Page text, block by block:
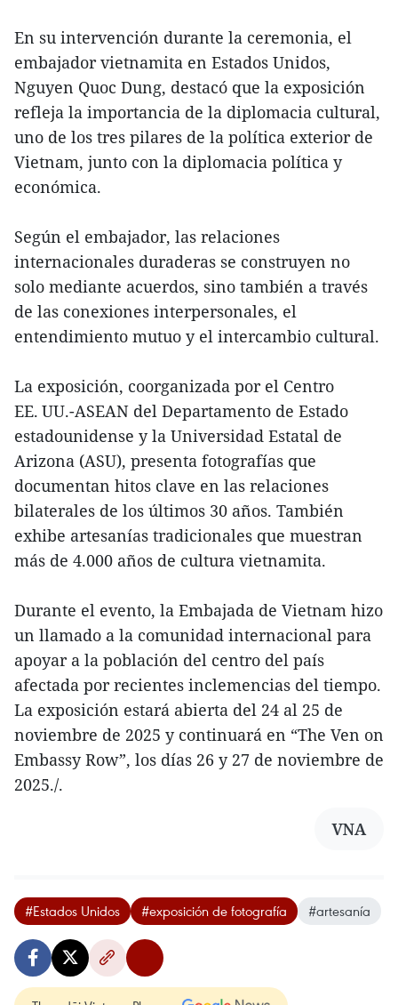
En su intervención durante la ceremonia, el
embajador vietnamita en Estados Unidos,
Nguyen Quoc Dung, destacó que la exposición
refleja la importancia de la diplomacia cultural,
uno de los tres pilares de la política exterior de
Vietnam, junto con la diplomacia política y
económica.
Según el embajador, las relaciones
internacionales duraderas se construyen no
solo mediante acuerdos, sino también a través
de las conexiones interpersonales, el
entendimiento mutuo y el intercambio cultural.
La exposición, coorganizada por el Centro
EE. UU.-ASEAN del Departamento de Estado
estadounidense y la Universidad Estatal de
Arizona (ASU), presenta fotografías que
documentan hitos clave en las relaciones
bilaterales de los últimos 30 años. También
exhibe artesanías tradicionales que muestran
más de 4.000 años de cultura vietnamita.
Durante el evento, la Embajada de Vietnam hizo
un llamado a la comunidad internacional para
apoyar a la población del centro del país
afectada por recientes inclemencias del tiempo.
La exposición estará abierta del 24 al 25 de
noviembre de 2025 y continuará en “The Ven on
Embassy Row”, los días 26 y 27 de noviembre de
2025./.
VNA
#Estados Unidos #exposición de fotografía #artesanía